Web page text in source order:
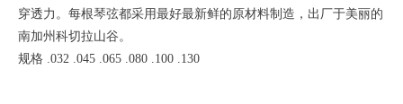
穿透力。每根琴弦都采用最好最新鲜的原材料制造，出厂于美丽的
南加州科切拉山谷。
规格 .032 .045 .065 .080 .100 .130